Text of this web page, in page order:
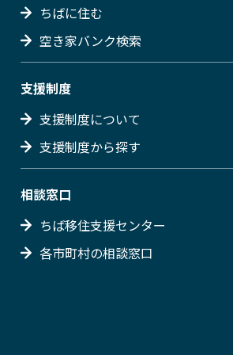
ちばに住む
空き家バンク検索
支援制度
支援制度について
支援制度から探す
相談窓口
ちば移住支援センター
各市町村の相談窓口